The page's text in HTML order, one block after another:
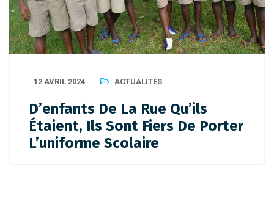
12 AVRIL 2024 ACTUALITÉS
D’enfants De La Rue Qu’ils
Étaient, Ils Sont Fiers De Porter
L’uniforme Scolaire